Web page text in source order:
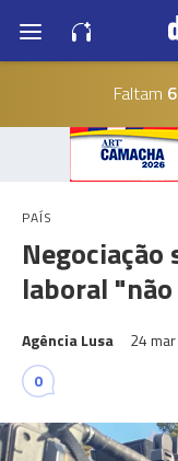
Faltam
PAÍS
Negociação
laboral
Agência Lusa 24
0